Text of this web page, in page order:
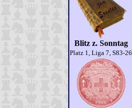
Blitz z. Sonntag
Platz 1, Liga 7, S83-26